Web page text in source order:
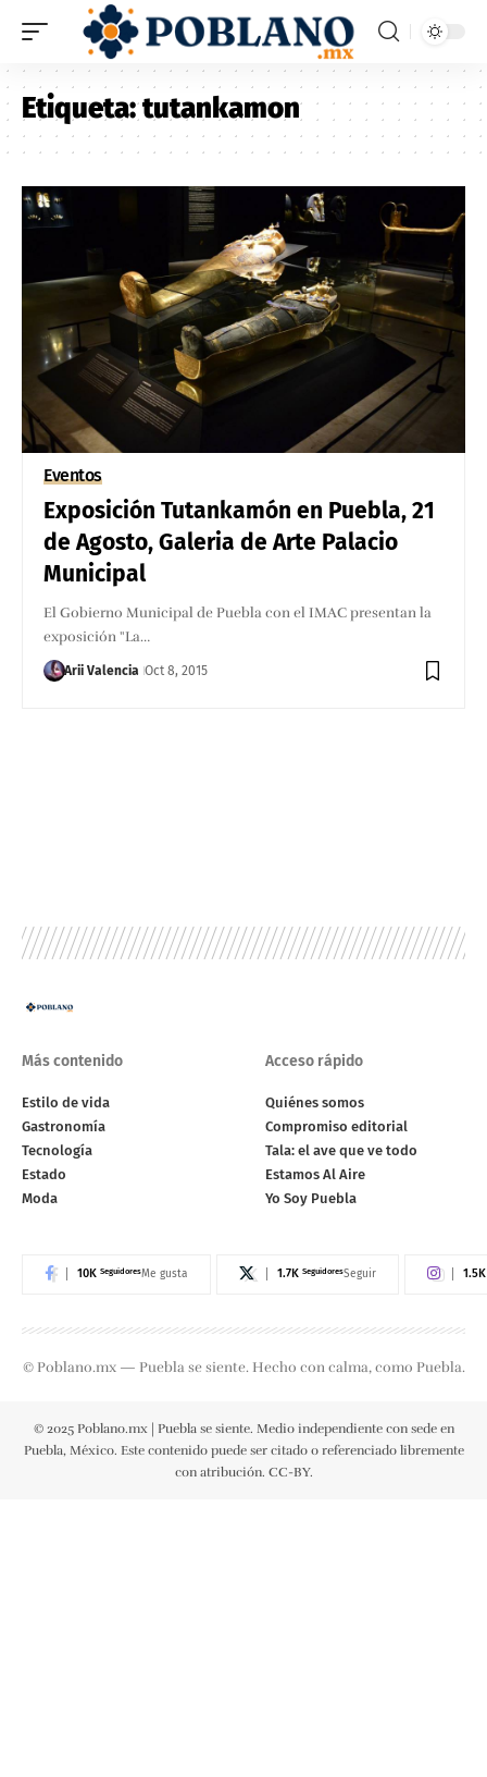
Etiqueta:tutankamon
Eventos
Exposición Tutankamón en Puebla, 21
de Agosto, Galeria de Arte Palacio
Municipal
El Gobierno Municipal de Puebla con el IMAC presentan la
exposición "La…
Arii Valencia Oct 8, 2015
Más contenido
Estilo de vida
Gastronomía
Tecnología
Estado
Moda
Acceso rápido
Quiénes somos
Compromiso editorial
Tala: el ave que ve todo
Estamos Al Aire
Yo Soy Puebla
10K SeguidoresMe gusta 1.7K SeguidoresSeguir 1.5K
© Poblano.mx — Puebla se siente. Hecho con calma, como Puebla.
© 2025 Poblano.mx | Puebla se siente. Medio independiente con sede en
Puebla, México. Este contenido puede ser citado o referenciado libremente
con atribución. CC-BY.